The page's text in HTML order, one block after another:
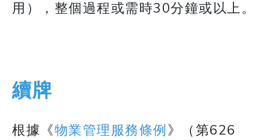
用），整個過程或需時30分鐘或以上。
續牌
根據《物業管理服務條例》（第626